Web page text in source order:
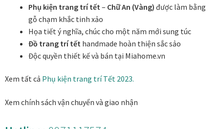
Điều Khoản Sử Dụng
Hoa Xuân – Tranh sơn mài hoa
Liên Diệp collection
Phụ kiện trang trí tết – Chữ An (Vàng) được làm bằng
gỗ chạm khắc tinh xảo
Họa tiết ý nghĩa, chúc cho một năm mới sung túc
Đồ trang trí tết handmade hoàn thiện sắc sảo
Độc quyền thiết kế và bán tại Miahome.vn
Xem tất cả Phụ kiện trang trí Tết 2023.
Xem chính sách vận chuyển và giao nhận